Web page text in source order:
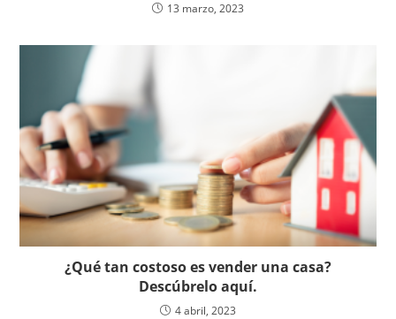
13 marzo, 2023
¿Qué tan costoso es vender una casa?
Descúbrelo aquí.
4 abril, 2023